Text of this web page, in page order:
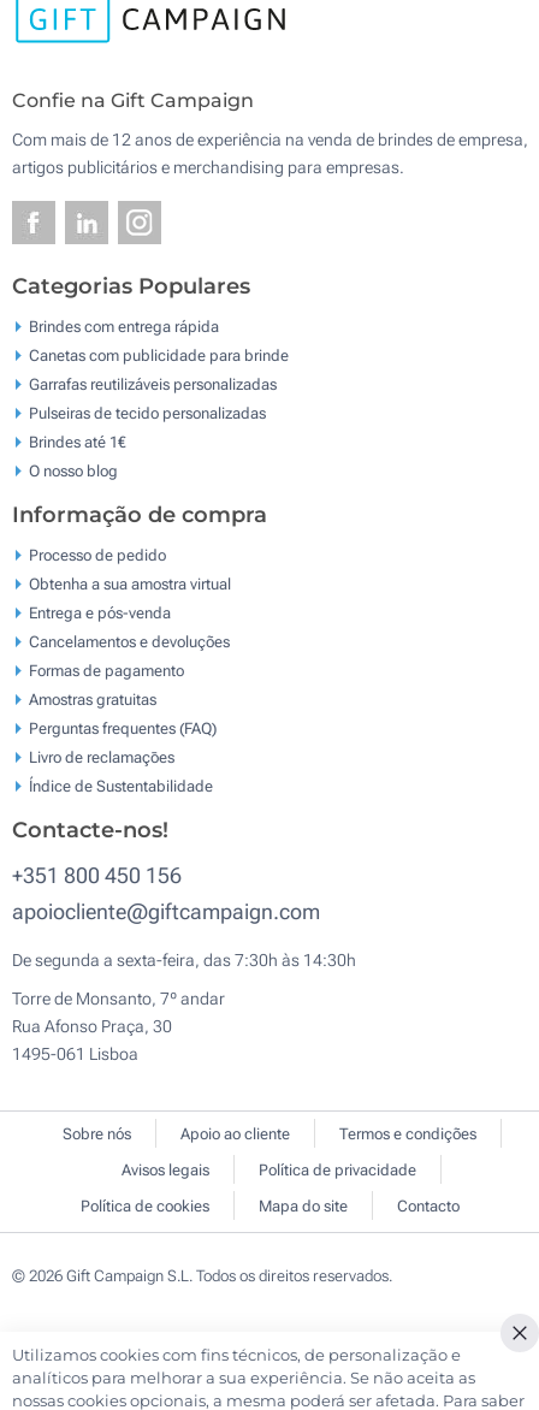
Confie na Gift Campaign
Com mais de 12 anos de experiência na venda de brindes de empresa,
artigos publicitários e merchandising para empresas.
Categorias Populares
Brindes com entrega rápida
Canetas com publicidade para brinde
Garrafas reutilizáveis personalizadas
Pulseiras de tecido personalizadas
Brindes até 1€
O nosso blog
Informação de compra
Processo de pedido
Obtenha a sua amostra virtual
Entrega e pós-venda
Cancelamentos e devoluções
Formas de pagamento
Amostras gratuitas
Perguntas frequentes (FAQ)
Livro de reclamaçōes
Índice de Sustentabilidade
Contacte-nos!
+351 800 450 156
apoiocliente@giftcampaign.com
De segunda a sexta-feira, das 7:30h às 14:30h
Torre de Monsanto, 7º andar
Rua Afonso Praça, 30
1495-061 Lisboa
Sobre nós Apoio ao cliente
Termos e condições
Avisos legais
Política de privacidade
Política de cookies
Mapa do site Contacto
© 2026 Gift Campaign S.L. Todos os direitos reservados.
Utilizamos cookies com fins técnicos, de personalização e
analíticos para melhorar a sua experiência. Se não aceita as
nossas cookies opcionais, a mesma poderá ser afetada. Para saber